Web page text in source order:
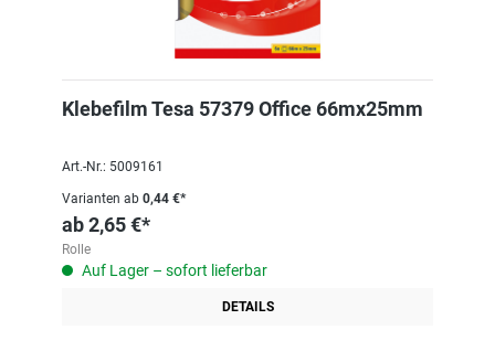
Klebefilm Tesa 57379 Office 66mx25mm
Art.-Nr.: 5009161
Varianten ab 0,44 €*
ab2,65 €*
Rolle
Auf Lager – sofort lieferbar
DETAILS